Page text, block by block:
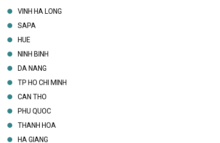
VINH HA LONG
SAPA
HUE
NINH BINH
DA NANG
TP HO CHI MINH
CAN THO
PHU QUOC
THANH HOA
HA GIANG